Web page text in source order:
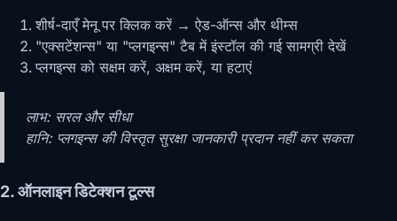
शीर्ष-दाएँ मेनू पर क्लिक करें → ऐड-ऑन्स और थीम्स
"एक्सटेंशन्स" या "प्लगइन्स" टैब में इंस्टॉल की गई सामग्री देखें
प्लगइन्स को सक्षम करें, अक्षम करें, या हटाएं
लाभ: सरल और सीधा
हानि: प्लगइन्स की विस्तृत सुरक्षा जानकारी प्रदान नहीं कर सकता
2. ऑनलाइन डिटेक्शन टूल्स